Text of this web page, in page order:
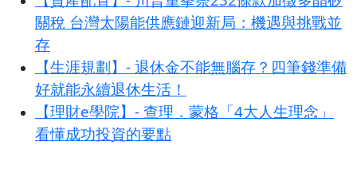
關稅 台灣太陽能供應鏈迎新局：機遇與挑戰並
存
【生涯規劃】- 退休金不能無腦存？四筆錢準備
好就能永續退休生活！
【理財e學院】- 查理．蒙格「4大人生理念」
看懂成功投資的要點